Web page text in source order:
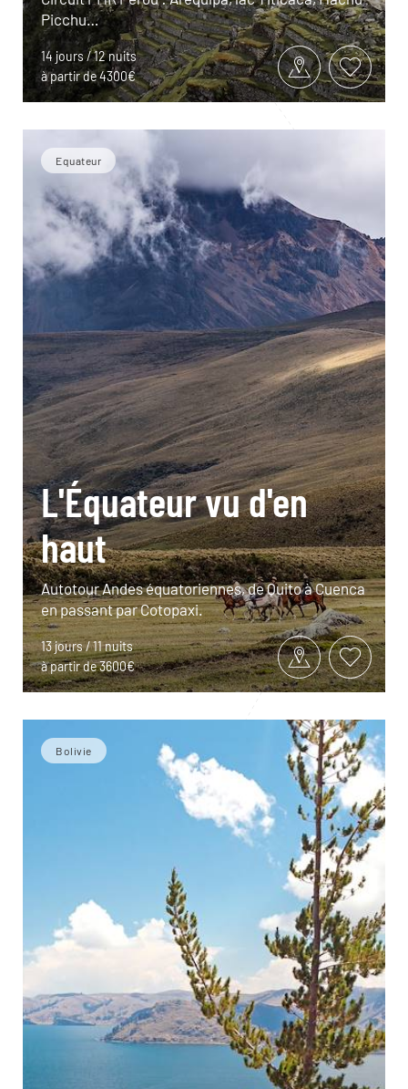
Picchu…
14 jours / 12 nuits
à partir de 4300€
Equateur
L'Équateur vu d'en
haut
Autotour Andes équatoriennes, de Quito à Cuenca
en passant par Cotopaxi.
13 jours / 11 nuits
à partir de 3600€
Bolivie